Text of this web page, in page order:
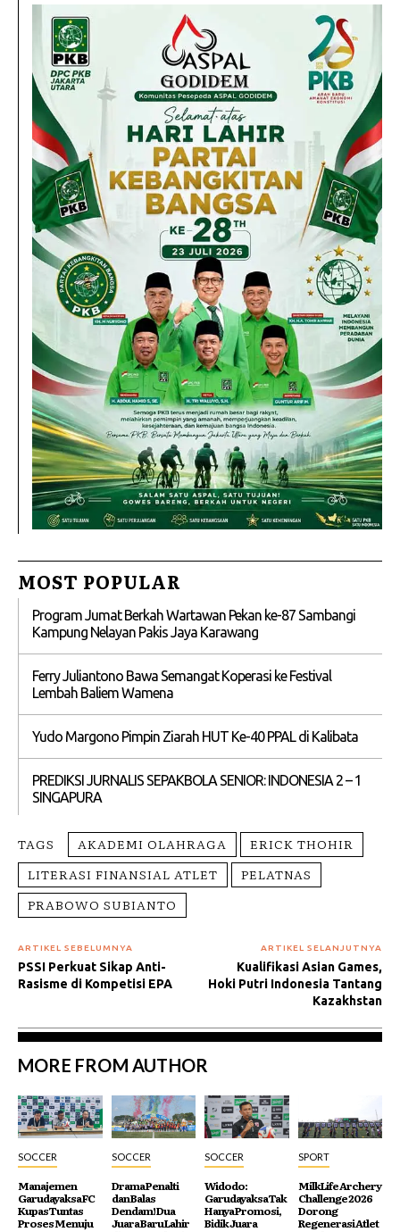
MOST POPULAR
Program Jumat Berkah Wartawan Pekan ke-87 Sambangi
Kampung Nelayan Pakis Jaya Karawang
Ferry Juliantono Bawa Semangat Koperasi ke Festival
Lembah Baliem Wamena
Yudo Margono Pimpin Ziarah HUT Ke-40 PPAL di Kalibata
PREDIKSI JURNALIS SEPAKBOLA SENIOR: INDONESIA 2 – 1
SINGAPURA
TAGS AKADEMI OLAHRAGA
ERICK THOHIR
LITERASI FINANSIAL ATLET
PELATNAS
PRABOWO SUBIANTO
ARTIKEL SEBELUMNYA
PSSI Perkuat Sikap Anti-
Rasisme di Kompetisi EPA
ARTIKEL SELANJUTNYA
Kualifikasi Asian Games,
Hoki Putri Indonesia Tantang
Kazakhstan
MORE FROM AUTHOR
SOCCER
Manajemen
Garudayaksa FC
Kupas Tuntas
Proses Menuju
SOCCER
Drama Penalti
dan Balas
Dendam! Dua
Juara Baru Lahir
SOCCER
Widodo:
Garudayaksa Tak
Hanya Promosi,
Bidik Juara
SPORT
MilkLife Archery
Challenge 2026
Dorong
Regenerasi Atlet